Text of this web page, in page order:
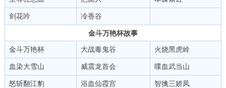
剑花吟 冷香谷
金斗万艳杯故事
金斗万艳杯
大战毒鬼谷 火烧黑虎岭
血染大雪山 威震龙首会 喋血武当山
怒斩翻江豹 浴血仙霞宫 智擒三娇凤